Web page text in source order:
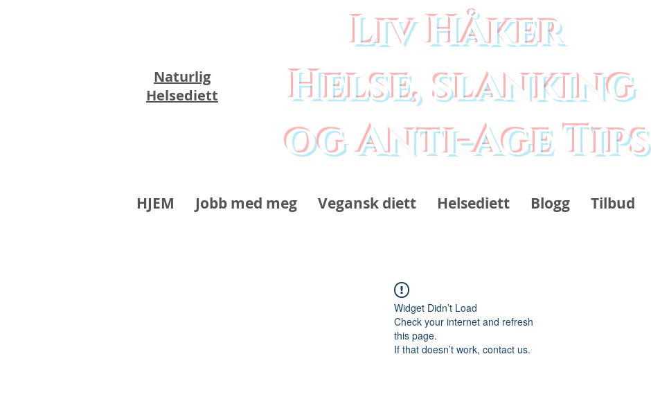
Liv Håker
Helse, slanking
og Anti-Age Tips
Naturlig
Helsediett
HJEM Jobb med meg Vegansk diett Helsediett Blogg Tilbud
Widget Didn’t Load
Check your internet and refresh
this page.
If that doesn’t work, contact us.